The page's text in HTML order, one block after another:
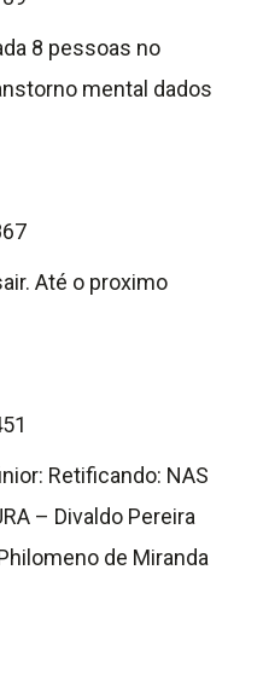
8 pessoas no
mental dados
Até o proximo
Retificando: NAS
– Divaldo Pereira
de Miranda